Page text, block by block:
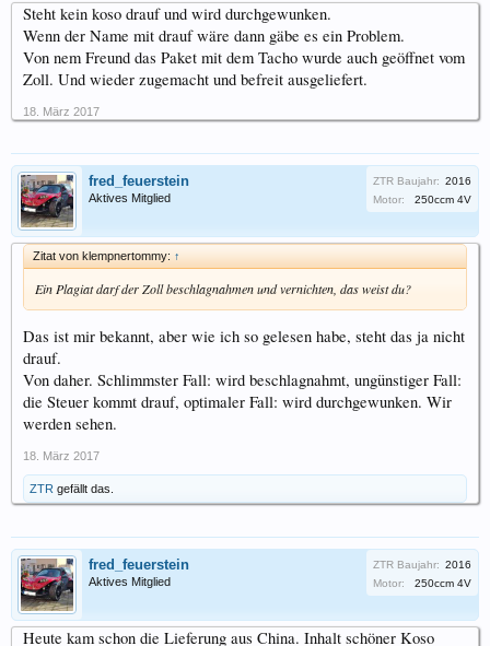
Steht kein koso drauf und wird durchgewunken.
Wenn der Name mit drauf wäre dann gäbe es ein Problem.
Von nem Freund das Paket mit dem Tacho wurde auch geöffnet vom
Zoll. Und wieder zugemacht und befreit ausgeliefert.
18. März 2017
fred_feuerstein
Aktives Mitglied
ZTR Baujahr: 2016
Motor:
250ccm 4V
Zitat von klempnertommy: ↑
Ein Plagiat darf der Zoll beschlagnahmen und vernichten, das weist du?
Das ist mir bekannt, aber wie ich so gelesen habe, steht das ja nicht
drauf.
Von daher. Schlimmster Fall: wird beschlagnahmt, ungünstiger Fall:
die Steuer kommt drauf, optimaler Fall: wird durchgewunken. Wir
werden sehen.
18. März 2017
ZTR gefällt das.
fred_feuerstein
Aktives Mitglied
ZTR Baujahr: 2016
Motor:
250ccm 4V
Heute kam schon die Lieferung aus China. Inhalt schöner Koso